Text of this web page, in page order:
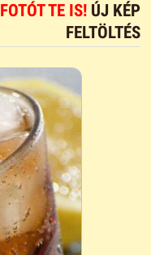
TE IS! ÚJ KÉP
FELTÖLTÉS